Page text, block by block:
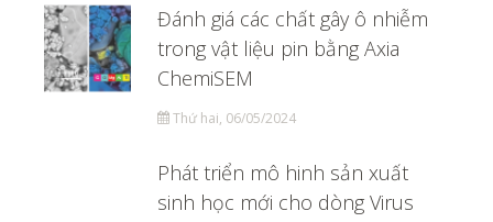
Đánh giá các chất gây ô nhiễm
trong vật liệu pin bằng Axia
ChemiSEM
Thứ hai, 06/05/2024
Phát triển mô hinh sản xuất
sinh học mới cho dòng Virus